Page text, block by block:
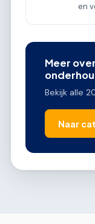
en
Meer
Bekijk alle
Naar